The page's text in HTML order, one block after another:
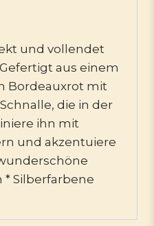
und vollendet
aus einem
Bordeauxrot mit
die in der
ihn mit
und akzentuiere
* Silberfarbene